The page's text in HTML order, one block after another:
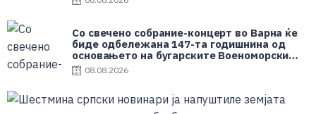
Со свечено собрание-концерт во Варна ќе
биде одбележана 147-та годишнина од
основањето на бугарските Военоморски
сили08.08.2026